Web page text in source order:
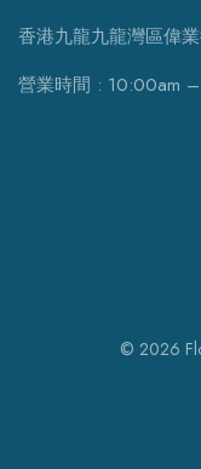
香港九龍九龍灣區偉
營業時間 : 10:00am
© 2026